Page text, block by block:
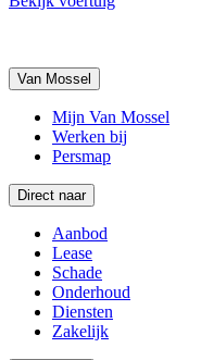
Van Mossel
Mijn Van Mossel
Werken bij
Persmap
Direct naar
Aanbod
Lease
Schade
Onderhoud
Diensten
Zakelijk